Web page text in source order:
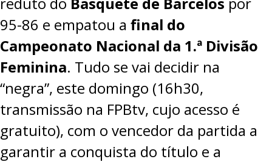
95-86 e empatou a final do
Campeonato Nacional da 1.ª Divisão
Feminina. Tudo se vai decidir na
“negra”, este domingo (16h30,
transmissão na FPBtv, cujo acesso é
gratuito), com o vencedor da partida a
garantir a conquista do título e a